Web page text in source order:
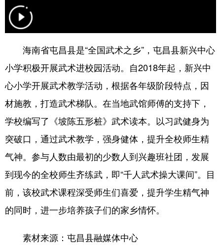
海南省屯昌县是“全国武术之乡”，屯昌县新兴中心
小学积极开展武术进校园活动。自2018年起，新兴中
心小学开展武术教学活动，根据各年级阶段特点，因
材施教，打造武术梯队。在当地武馆师傅的支持下，
学校编写了《坡陈五形桩》武术读本。以习武健身为
突破口，通过武术教学，强身健体，提升全校师生精
气神。参与人数由最初的少数人到兴趣班社团，发展
到现今的全校师生齐练武，即“千人武术操大课间”。目
前，该校武术课程深受师生们喜爱，提升学生精气神
的同时，进一步培养孩子们的家乡情怀。
素材来源：屯昌县融媒体中心